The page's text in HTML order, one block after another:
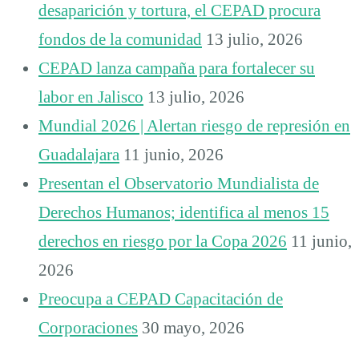
desaparición y tortura, el CEPAD procura
fondos de la comunidad 13 julio, 2026
CEPAD lanza campaña para fortalecer su
labor en Jalisco 13 julio, 2026
Mundial 2026 | Alertan riesgo de represión en
Guadalajara 11 junio, 2026
Presentan el Observatorio Mundialista de
Derechos Humanos; identifica al menos 15
derechos en riesgo por la Copa 2026 11 junio,
2026
Preocupa a CEPAD Capacitación de
Corporaciones 30 mayo, 2026